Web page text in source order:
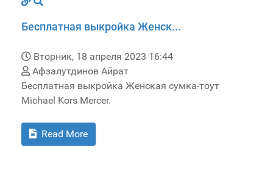
Бесплатная выкройка Женск...
Вторник, 18 апреля 2023 16:44
Афзалутдинов Айрат
Бесплатная выкройка Женская сумка-тоут
Michael Kors Mercer.
Read More